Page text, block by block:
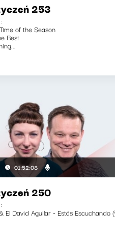
253
of the Season
Best
01:52:08
250
El David Aguilar - Estás Escuchando